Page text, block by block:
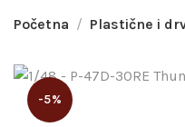
Početna Plastične i
-5%